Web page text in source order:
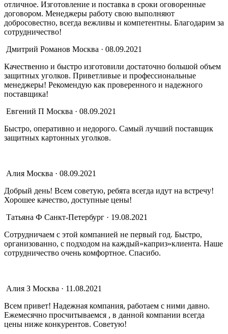
отличное. Изготовление и поставка в сроки оговоренные
договором. Менеджеры работу свою выполняют
добросовестно, всегда вежливы и компетентны. Благодарим за
сотрудничество!
Дмитрий Романов Москва · 08.09.2021
Качественно и быстро изготовили достаточно большой объем
защитных уголков. Приветливые и профессиональные
менеджеры! Рекомендую как проверенного и надежного
поставщика!
Евгений П Москва · 08.09.2021
Быстро, оперативно и недорого. Самый лучший поставщик
защитных картонных уголков.
Алия Москва · 08.09.2021
Добрый день! Всем советую, ребята всегда идут на встречу!
Хорошее качество, доступные цены!
Татьяна Ф Санкт-Петербург · 19.08.2021
Сотрудничаем с этой компанией не первый год. Быстро,
организованно, с подходом на каждый»каприз»клиента. Наше
сотрудничество очень комфортное. Спасибо.
Алия З Москва · 11.08.2021
Всем привет! Надежная компания, работаем с ними давно.
Ежемесячно просчитываемся , в данной компании всегда
цены ниже конкурентов. Советую!